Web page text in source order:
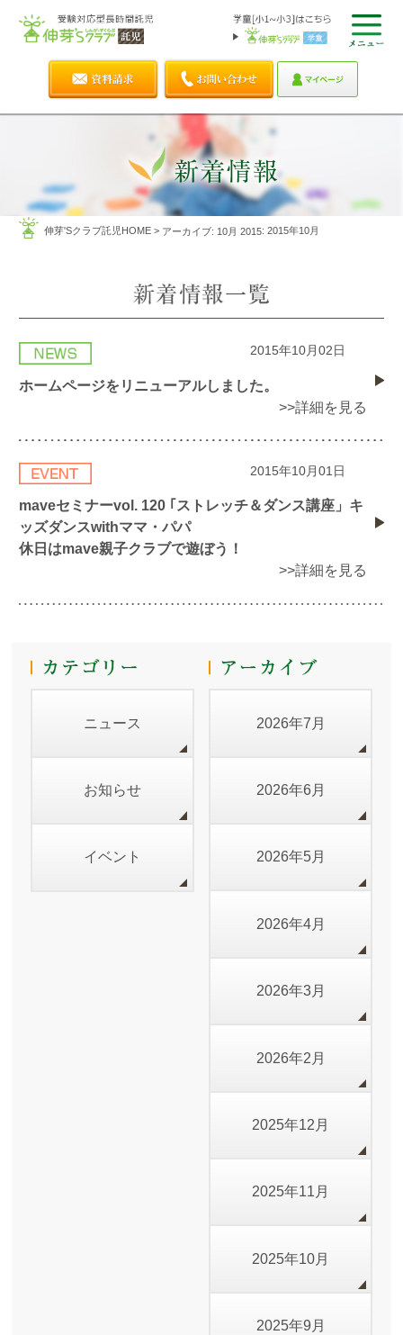
伸芽'Sクラブ託児HOME> アーカイブ: 10月 2015: 2015年10月
2015年10月02日
ホームページをリニューアルしました。
>>詳細を見る
2015年10月01日
maveセミナーvol. 120 ｢ストレッチ＆ダンス講座」キ
ッズダンスwithママ・パパ
休日はmave親子クラブで遊ぼう！
>>詳細を見る
ニュース
お知らせ
イベント
2026年7月
2026年6月
2026年5月
2026年4月
2026年3月
2026年2月
2025年12月
2025年11月
2025年10月
2025年9月